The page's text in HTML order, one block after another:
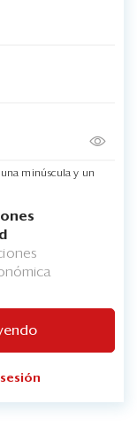
una minúscula y un